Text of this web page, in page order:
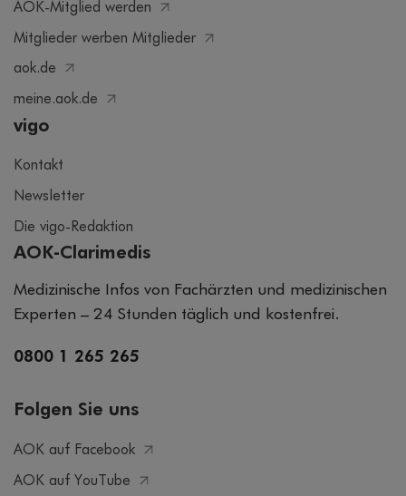
AOK-Mitglied werden
Mitglieder werben Mitglieder
aok.de
meine.aok.de
vigo
Kontakt
Newsletter
Die vigo-Redaktion
AOK-Clarimedis
Medizinische Infos von Fachärzten und medizinischen
Experten – 24 Stunden täglich und kostenfrei.
0800 1 265 265
Folgen Sie uns
AOK auf Facebook
AOK auf YouTube